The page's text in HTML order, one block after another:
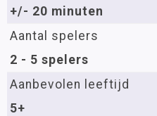
+/- 20 minuten
Aantal spelers
2 - 5 spelers
Aanbevolen leeftijd
5+